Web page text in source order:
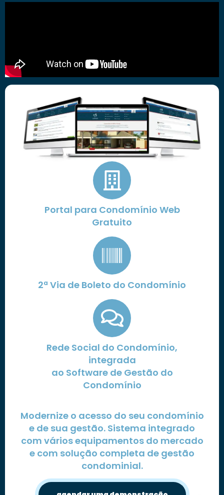
Portal para Condomínio Web
Gratuito
2ª Via de Boleto do Condomínio
Rede Social do Condomínio,
integrada
ao Software de Gestão do
Condomínio
Modernize o acesso do seu condomínio
e de sua gestão. Sistema integrado
com vários equipamentos do mercado
e com solução completa de gestão
condominial.